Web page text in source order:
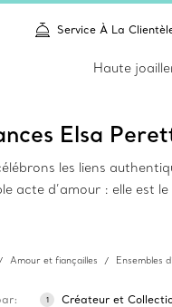
Service À La
Haute
Elsa
les liens
acte d’amour : elle est
Amour et fiançailles Ensembles
1 Créateur et